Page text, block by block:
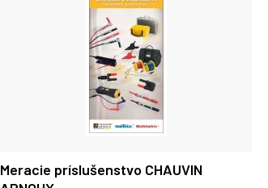
Meracie príslušenstvo CHAUVIN